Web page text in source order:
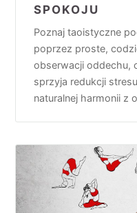
SPOKOJU
Poznaj taoistyczne
poprzez proste,
obserwacji oddechu,
sprzyja redukcji
naturalnej harmonii z